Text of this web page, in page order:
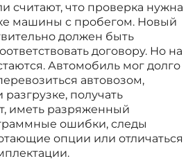
считают, что проверка нужна
машины с пробегом. Новый
должен быть
договору. Но на
Автомобиль мог долго
автовозом,
получать
иметь разряженный
ошибки, следы
опции или отличаться